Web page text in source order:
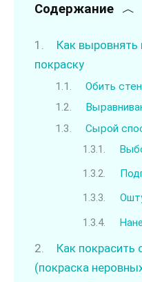
Содержание
Как
покраску
Обить
Сырой
Как покрасить
(покраска